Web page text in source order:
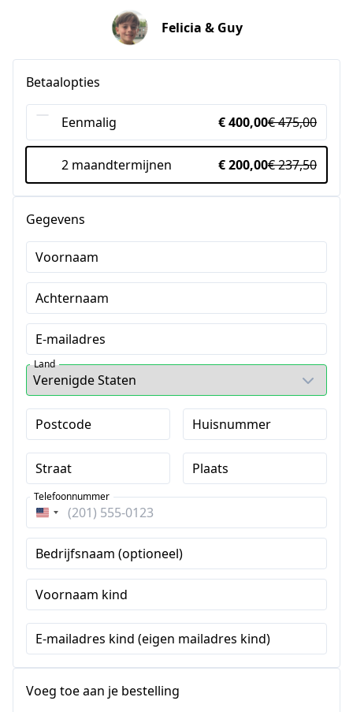
Felicia & Guy
Betaalopties
Eenmalig € 400,00€ 475,00
2 maandtermijnen € 200,00€ 237,50
Gegevens
Voornaam
Achternaam
E-mailadres
Land
Postcode Huisnummer
Straat Plaats
Verenigde
Staten
+1
Telefoonnummer
Bedrijfsnaam (optioneel)
Voornaam kind
E-mailadres kind (eigen mailadres kind)
Voeg toe aan je bestelling